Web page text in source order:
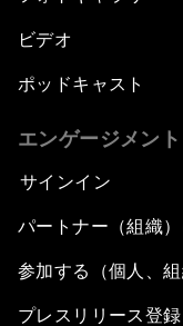
ビデオ
ポッドキャスト
エンゲージメント
サインイン
パートナー（組織
参加する（個人、組
プレスリリース登録